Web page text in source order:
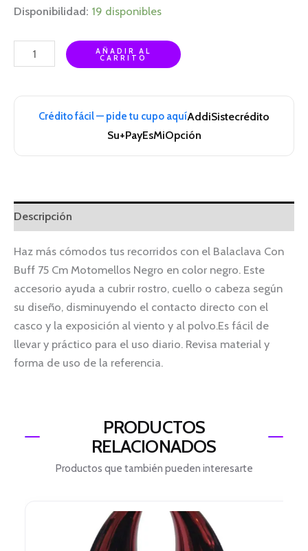
Disponibilidad: 19 disponibles
AÑADIR AL
CARRITO
Crédito fácil — pide tu cupo aquíAddiSistecrédito
Su+PayEsMiOpción
Descripción
Haz más cómodos tus recorridos con el Balaclava Con
Buff 75 Cm Motomellos Negro en color negro. Este
accesorio ayuda a cubrir rostro, cuello o cabeza según
su diseño, disminuyendo el contacto directo con el
casco y la exposición al viento y al polvo.Es fácil de
llevar y práctico para el uso diario. Revisa material y
forma de uso de la referencia.
PRODUCTOS
RELACIONADOS
Productos que también pueden interesarte